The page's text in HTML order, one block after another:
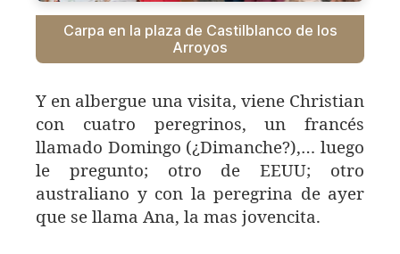
Carpa en la plaza de Castilblanco de los
Arroyos
Y en albergue una visita, viene Christian
con cuatro peregrinos, un francés
llamado Domingo (¿Dimanche?),… luego
le pregunto; otro de EEUU; otro
australiano y con la peregrina de ayer
que se llama Ana, la mas jovencita.